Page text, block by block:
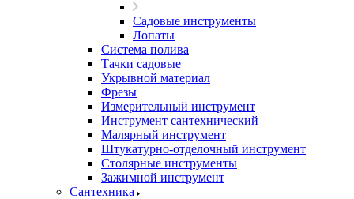
Садовые инструменты
Лопаты
Система полива
Тачки садовые
Укрывной материал
Фрезы
Измерительный инструмент
Инструмент сантехнический
Малярный инструмент
Штукатурно-отделочный инструмент
Cтолярные инструменты
Зажимной инструмент
Сантехника